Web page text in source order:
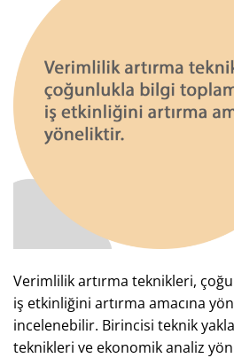
Verimlilik artırma teknikleri,
iş etkinliğini artırma amacına
incelenebilir. Birincisi teknik
teknikleri ve ekonomik analiz